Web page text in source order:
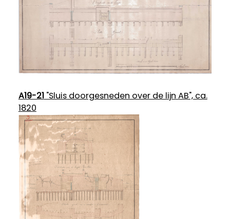
A19-21"Sluis doorgesneden over de lijn AB", ca.
1820